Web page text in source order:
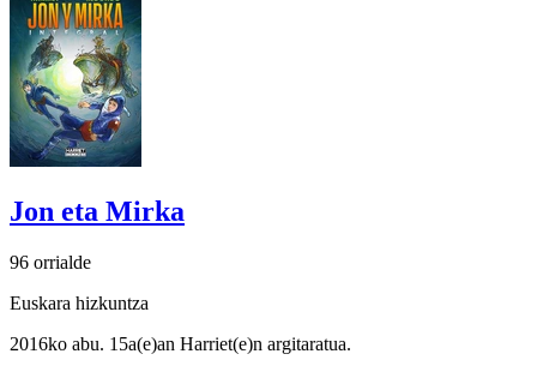
Jon eta Mirka
96 orrialde
Euskara hizkuntza
2016ko abu. 15a(e)an Harriet(e)n argitaratua.